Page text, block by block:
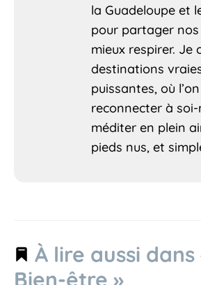
la Guadeloupe et
pour partager
mieux respirer. Je
destinations
puissantes, où
reconnecter à soi-
méditer en plein
pieds nus, et
À lire aussi
Bien-être »